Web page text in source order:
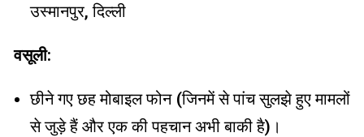
उस्मानपुर, दिल्ली
वसूली:
छीने गए छह मोबाइल फोन (जिनमें से पांच सुलझे हुए मामलों
से जुड़े हैं और एक की पहचान अभी बाकी है)।